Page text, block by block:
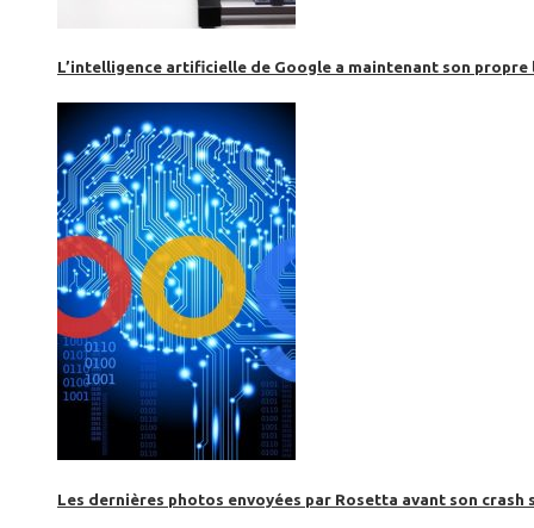
L’intelligence artificielle de Google a maintenant son propre
Les dernières photos envoyées par Rosetta avant son crash